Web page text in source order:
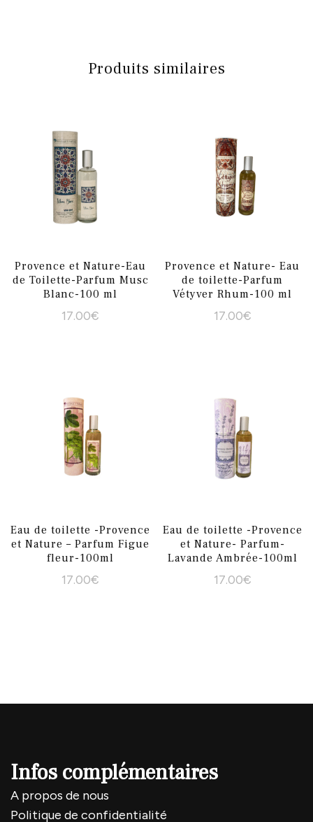
Produits similaires
Provence et Nature-Eau
de Toilette-Parfum Musc
Blanc-100 ml
17.00€
Provence et Nature- Eau
de toilette-Parfum
Vétyver Rhum-100 ml
17.00€
Eau de toilette -Provence
et Nature – Parfum Figue
fleur-100ml
17.00€
Eau de toilette -Provence
et Nature- Parfum-
Lavande Ambrée-100ml
17.00€
Infos complémentaires
A propos de nous
Politique de confidentialité